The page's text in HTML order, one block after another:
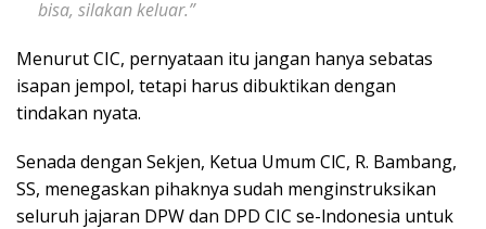
bisa, silakan keluar.”
Menurut CIC, pernyataan itu jangan hanya sebatas
isapan jempol, tetapi harus dibuktikan dengan
tindakan nyata.
Senada dengan Sekjen, Ketua Umum ClC, R. Bambang,
SS, menegaskan pihaknya sudah menginstruksikan
seluruh jajaran DPW dan DPD CIC se-lndonesia untuk